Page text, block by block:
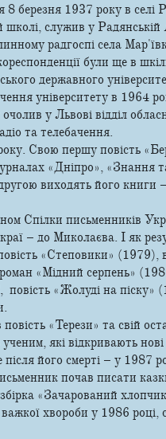
березня 1937 року в селі
школі, служив у Радянській
радгоспі села
були ще в
державного
університету в 1964
у Львові відділ
та телебачення.
Свою першу повість
«Дніпро»,
виходять його
Спілки письменників
– до Миколаєва. І як
«Степовики» (1979),
«Мідний серпень»
«Жолуді на піску»
«Терези» та свій
які відкривають
його смерті – у 1987
почав писати
«Зачарований
хвороби у 1986